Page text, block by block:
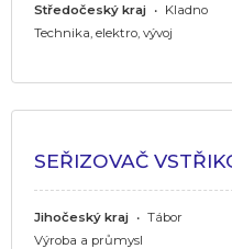
Středočeský kraj • Kladno
Technika, elektro, vývoj
SEŘIZOVAČ
Jihočeský kraj • Tábor
Výroba a průmysl